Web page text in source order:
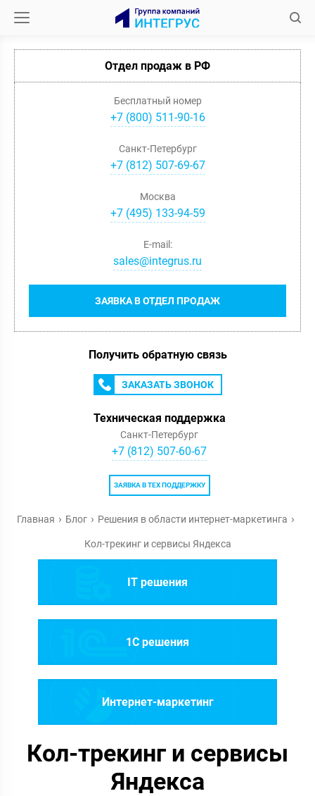
Отдел продаж в РФ
Бесплатный номер
+7 (800) 511-90-16
Санкт-Петербург
+7(812) 507-69-67
Москва
+7(495) 133-94-59
ЗАЯВКА В ОТДЕЛ ПРОДАЖ
E-mail:
sales@integrus.ru
Получить обратную связь
ЗАКАЗАТЬ ЗВОНОК
Техническая поддержка
Санкт-Петербург
+7 (812) 507-60-67
ЗАЯВКА В ТЕХ ПОДДЕРЖКУ
Главная Блог Решения в области интернет-маркетинга
Кол-трекинг и сервисы Яндекса
IT решения
1C решения
Интернет-маркетинг
Кол-трекинг и сервисы
Яндекса